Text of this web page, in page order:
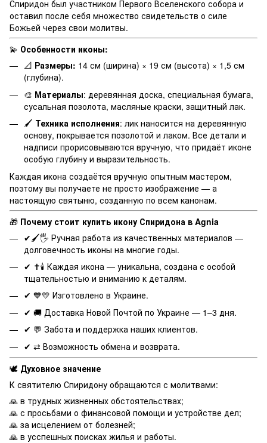
Спиридон был участником Первого Вселенского собора и
оставил после себя множество свидетельств о силе
Божьей через свои молитвы.
💫 Особенности иконы:
📐 Размеры: 14 см (ширина) × 19 см (высота) × 1,5 см
(глубина).
🎨 Материалы: деревянная доска, специальная бумага,
сусальная позолота, масляные краски, защитный лак.
🖌 Техника исполнения: лик наносится на деревянную
основу, покрывается позолотой и лаком. Все детали и
надписи прорисовываются вручную, что придаёт иконе
особую глубину и выразительность.
Каждая икона создаётся вручную опытным мастером,
поэтому вы получаете не просто изображение — а
настоящую святыню, созданную по всем канонам.
🎁 Почему стоит купить икону Спиридона в Agnia
✔🖌️🖐️ Ручная работа из качественных материалов —
долговечность иконы на многие годы.
✔ ✝️🕯️ Каждая икона — уникальна, создана с особой
тщательностью и вниманию к деталям.
✔ 💙💛 Изготовлено в Украине.
✔ 🚚 Доставка Новой Почтой по Украине — 1–3 дня.
✔ 💬 Забота и поддержка наших клиентов.
✔ ⇄ Возможность обмена и возврата.
🕊️ Духовное значение
К святителю Спиридону обращаются с молитвами:
🙏 в трудных жизненных обстоятельствах;
🙏 с просьбами о финансовой помощи и устройстве дел;
🙏 за исцелением от болезней;
🙏 в усспешных поисках жилья и работы.